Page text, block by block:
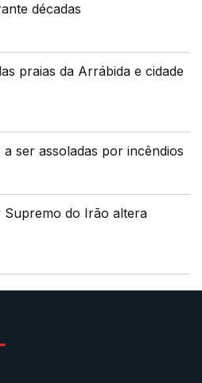
décadas
praias da Arrábida e cidade
ser assoladas por incêndios
Supremo do Irão altera